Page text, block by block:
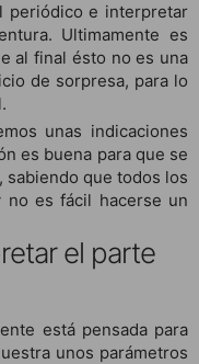
periódico e interpretar
Ultimamente es
al final ésto no es una
de sorpresa, para lo
unas indicaciones
es buena para que se
sabiendo que todos los
no es fácil hacerse un
el parte
está pensada para
unos parámetros